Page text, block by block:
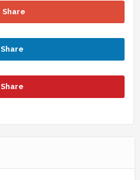
Share
Share
Share